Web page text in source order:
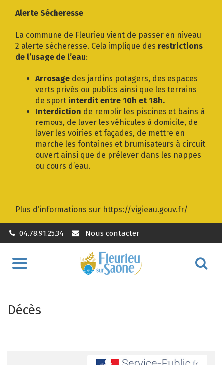
Alerte Sécheresse
La commune de Fleurieu vient de passer en niveau
2 alerte sécheresse. Cela implique des restrictions
de l’usage de l’eau:
Arrosage des jardins potagers, des espaces
verts privés ou publics ainsi que les terrains
de sport interdit entre 10h et 18h.
Interdiction de remplir les piscines et bains à
remous, de laver les véhicules à domicile, de
laver les voiries et façades, de mettre en
marche les fontaines et brumisateurs à circuit
ouvert ainsi que de prélever dans les nappes
ou cours d’eau.
Plus d’informations sur https://vigieau.gouv.fr/
04.78.91.25.34 Nous contacter
Aller
Décès